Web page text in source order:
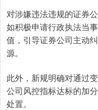
对涉嫌违法违规的证券
如积极申请行政执法当
值，引导证券公司主动
源。
此外，新规明确对通过
公司风控指标达标的加
处置。